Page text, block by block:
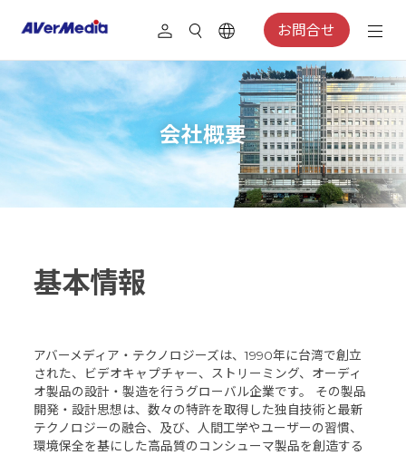
お問合せ
会社概要
基本情報
アバーメディア・テクノロジーズは、1990年に台湾で創立
された、ビデオキャプチャー、ストリーミング、オーディ
オ製品の設計・製造を行うグローバル企業です。 その製品
開発・設計思想は、数々の特許を取得した独自技術と最新
テクノロジーの融合、及び、人間工学やユーザーの習慣、
環境保全を基にした高品質のコンシューマ製品を創造する